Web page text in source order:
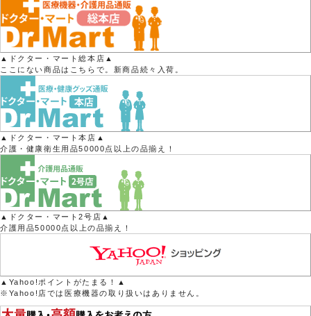
▲ドクター・マート総本店▲
ここにない商品はこちらで。新商品続々入荷。
▲ドクター・マート本店▲
介護・健康衛生用品50000点以上の品揃え！
▲ドクター・マート2号店▲
介護用品50000点以上の品揃え！
▲Yahoo!ポイントがたまる！▲
※Yahoo!店では医療機器の取り扱いはありません。